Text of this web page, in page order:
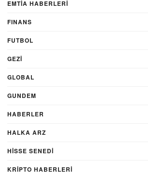
EMTIA HABERLERI
FINANS
FUTBOL
GEZI
GLOBAL
GUNDEM
HABERLER
HALKA ARZ
HİSSE SENEDİ
KRIPTO HABERLERI